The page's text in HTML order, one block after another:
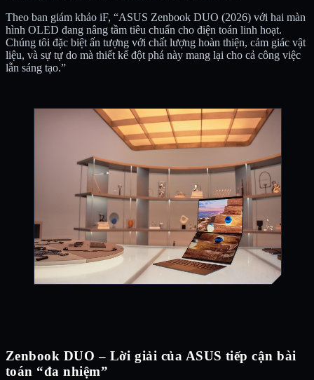
Theo ban giám khảo iF, “ASUS Zenbook DUO (2026) với hai màn
hình OLED đang nâng tầm tiêu chuẩn cho điện toán linh hoạt.
Chúng tôi đặc biệt ấn tượng với chất lượng hoàn thiện, cảm giác vật
liệu, và sự tự do mà thiết kế đột phá này mang lại cho cả công việc
lẫn sáng tạo.”
Zenbook DUO – Lời giải của ASUS tiếp cận bài
toán “đa nhiệm”